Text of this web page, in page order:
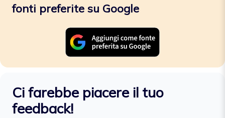
fonti preferite su Google
Ci farebbe piacere il tuo
feedback!